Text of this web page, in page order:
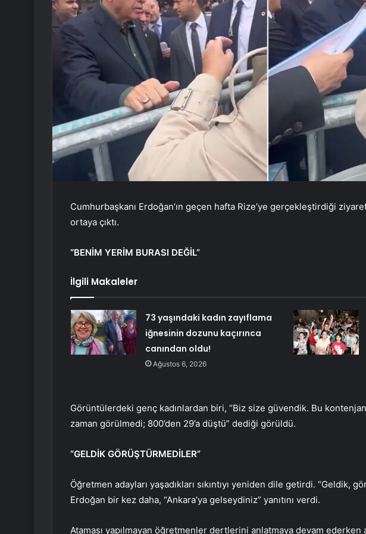
Cumhurbaşkanı Erdoğan’ın geçen hafta Rize’ye gerçekleştirdiği
ortaya çıktı.
“BENİM YERİM BURASI DEĞİL”
İlgili Makaleler
73 yaşındaki kadın zayıflama
iğnesinin dozunu kaçırınca
canından oldu!
Ağustos 6, 2026
Görüntülerdeki genç kadınlardan biri, “Biz size güvendik. Bu
zaman görülmedi; 800’den 29’a düştü” dediği görüldü.
“GELDİK GÖRÜŞTÜRMEDİLER”
Öğretmen adayları yaşadıkları sıkıntıyı yeniden dile getirdi. “Geldik,
Erdoğan bir kez daha, “Ankara’ya gelseydiniz” yanıtını verdi.
Ataması yapılmayan öğretmenler dertlerini anlatmaya devam ederken